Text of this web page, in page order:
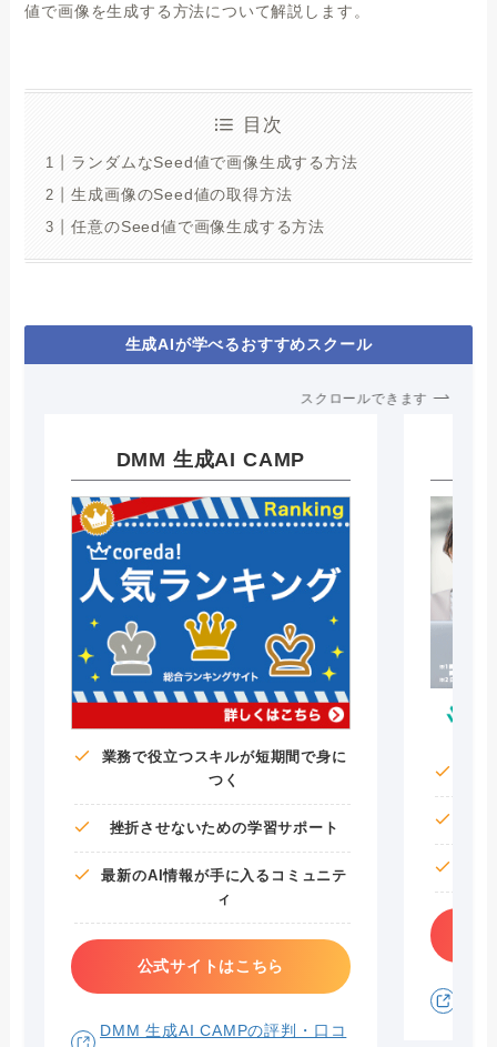
値で画像を生成する方法について解説します。
目次
ランダムなSeed値で画像生成する方法
生成画像のSeed値の取得方法
任意のSeed値で画像生成する方法
生成AIが学べるおすすめスクール
スクロールできます
DMM 生成AI CAMP
業務で役立つスキルが短期間で身に
つく
挫折させないための学習サポート
最新のAI情報が手に入るコミュニテ
ィ
公式サイトはこちら
DMM 生成AI CAMPの評判・口コ